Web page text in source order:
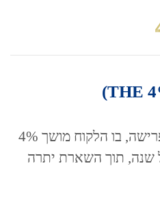
מודל שנועד לתכנון פרישה, בו הלקוח מושך 4%
שנה, תוך השארת יתרה